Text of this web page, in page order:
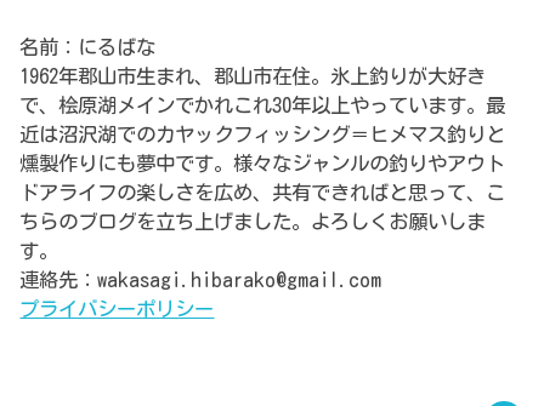
名前：にるばな
1962年郡山市生まれ、郡山市在住。氷上釣りが大好き
で、桧原湖メインでかれこれ30年以上やっています。最
近は沼沢湖でのカヤックフィッシング＝ヒメマス釣りと
燻製作りにも夢中です。様々なジャンルの釣りやアウト
ドアライフの楽しさを広め、共有できればと思って、こ
ちらのブログを立ち上げました。よろしくお願いしま
す。
連絡先：wakasagi.hibarako@gmail.com
プライバシーポリシー